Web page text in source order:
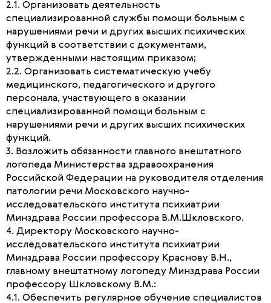
2.1. Организовать деятельность
специализированной службы помощи больным с
нарушениями речи и других высших психических
функций в соответствии с документами,
утвержденными настоящим приказом;
2.2. Организовать систематическую учебу
медицинского, педагогического и другого
персонала, участвующего в оказании
специализированной помощи больным с
нарушениями речи и других высших психических
функций.
3. Возложить обязанности главного внештатного
логопеда Министерства здравоохранения
Российской Федерации на руководителя отделения
патологии речи Московского научно-
исследовательского института психиатрии
Минздрава России профессора В.М.Шкловского.
4. Директору Московского научно-
исследовательского института психиатрии
Минздрава России профессору Краснову В.Н.,
главному внештатному логопеду Минздрава России
профессору Шкловскому В.М.:
4.1. Обеспечить регулярное обучение специалистов